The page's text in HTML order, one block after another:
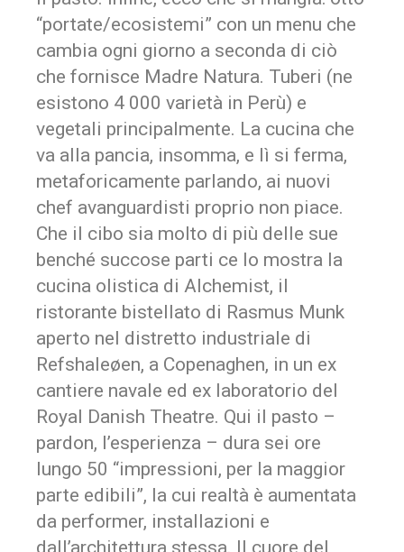
“portate/ecosistemi” con un menu che
cambia ogni giorno a seconda di ciò
che fornisce Madre Natura. Tuberi (ne
esistono 4 000 varietà in Perù) e
vegetali principalmente. La cucina che
va alla pancia, insomma, e lì si ferma,
metaforicamente parlando, ai nuovi
chef avanguardisti proprio non piace.
Che il cibo sia molto di più delle sue
benché succose parti ce lo mostra la
cucina olistica di Alchemist, il
ristorante bistellato di Rasmus Munk
aperto nel distretto industriale di
Refshaleøen, a Copenaghen, in un ex
cantiere navale ed ex laboratorio del
Royal Danish Theatre. Qui il pasto –
pardon, l’esperienza – dura sei ore
lungo 50 “impressioni, per la maggior
parte edibili”, la cui realtà è aumentata
da performer, installazioni e
dall’architettura stessa. Il cuore del